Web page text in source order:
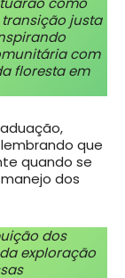
justa
com
floresta em
que
quando se
dos
dos
exploração